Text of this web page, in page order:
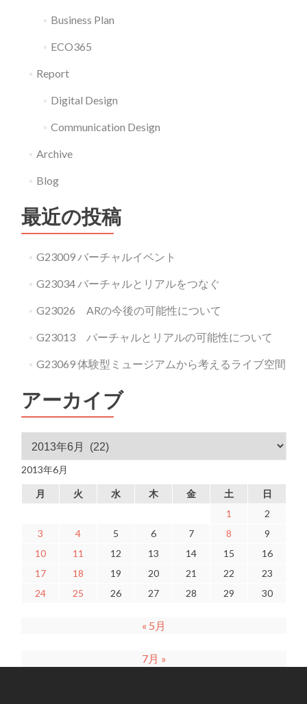
Business Plan
ECO365
Report
Digital Design
Communication Design
Archive
Blog
最近の投稿
G23009 バーチャルイベント
G23034 バーチャルとリアルをつなぐ
G23026 ARの今後の可能性について
G23013 バーチャルとリアルの可能性について
G23069 体験型ミュージアムから考えるライブ空間
アーカイブ
アーカイブ
2013年6月
月 火 水 木 金 土
日
1
2
3
4 5 6 7 8
9
10
11 12 13 14 15
16
17
18 19 20 21 22
23
24
25 26 27 28 29 30
« 5月
7月 »